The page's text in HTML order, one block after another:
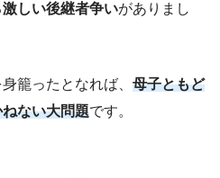
激しい後継者争いがありまし
籠ったとなれば、 母子ともど
ない大問題です。